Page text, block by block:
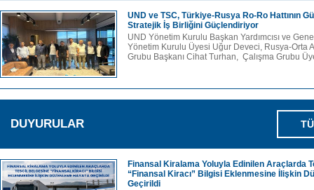
UND ve TSC, Türkiye-Rusya Ro-Ro Hattının
Stratejik İş Birliğini Güçlendiriyor
UND Yönetim Kurulu Başkan Yardımcısı ve
Yönetim Kurulu Üyesi Uğur Deveci, Rusya-Orta
Grubu Başkanı Cihat Turhan, Çalışma Grubu
DUYURULAR
Finansal Kiralama Yoluyla Edinilen Araçlarda
“Finansal Kiracı” Bilgisi Eklenmesine İlişkin
Geçirildi